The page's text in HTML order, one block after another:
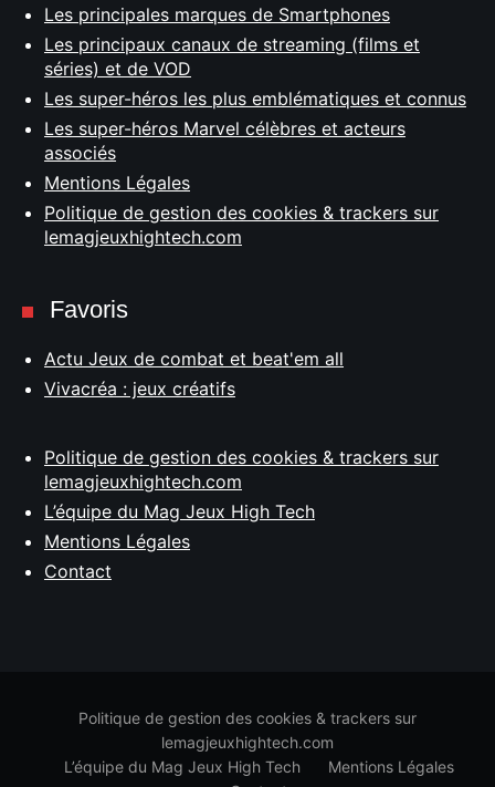
Les principales marques de Smartphones
Les principaux canaux de streaming (films et
séries) et de VOD
Les super-héros les plus emblématiques et connus
Les super-héros Marvel célèbres et acteurs
associés
Mentions Légales
Politique de gestion des cookies & trackers sur
lemagjeuxhightech.com
Favoris
Actu Jeux de combat et beat'em all
Vivacréa : jeux créatifs
Politique de gestion des cookies & trackers sur
lemagjeuxhightech.com
L’équipe du Mag Jeux High Tech
Mentions Légales
Contact
Politique de gestion des cookies & trackers sur
lemagjeuxhightech.com
L’équipe du Mag Jeux High Tech
Mentions Légales